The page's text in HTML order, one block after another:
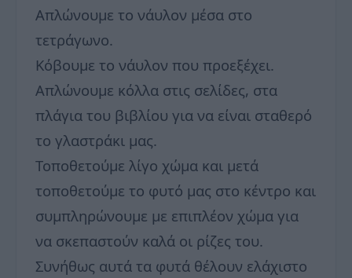
Απλώνουμε το νάυλον μέσα στο
τετράγωνο.
Κόβουμε το νάυλον που προεξέχει.
Απλώνουμε κόλλα στις σελίδες, στα
πλάγια του βιβλίου για να είναι σταθερό
το γλαστράκι μας.
Τοποθετούμε λίγο χώμα και μετά
τοποθετούμε το φυτό μας στο κέντρο και
συμπληρώνουμε με επιπλέον χώμα για
να σκεπαστούν καλά οι ρίζες του.
Συνήθως αυτά τα φυτά θέλουν ελάχιστο